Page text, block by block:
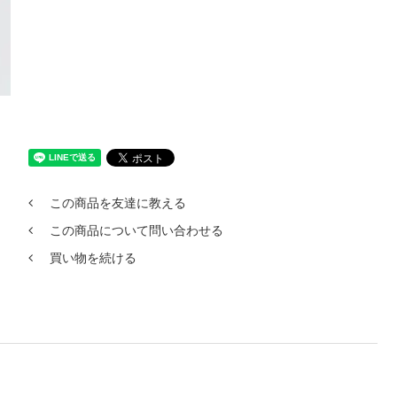
この商品を友達に教える
この商品について問い合わせる
買い物を続ける